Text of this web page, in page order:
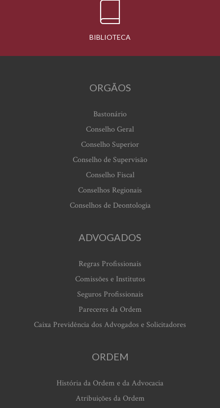
BIBLIOTECA
ORGÃOS
Bastonário
Conselho Geral
Conselho Superior
Conselho de Supervisão
Conselho Fiscal
Conselhos Regionais
Conselhos de Deontologia
ADVOGADOS
Regras Profissionais
Comissões e Institutos
Seguros Profissionais
Pareceres da Ordem
Caixa Previdência dos Advogados e Solicitadores
ORDEM
História da Ordem e da Advocacia
Atribuições da Ordem